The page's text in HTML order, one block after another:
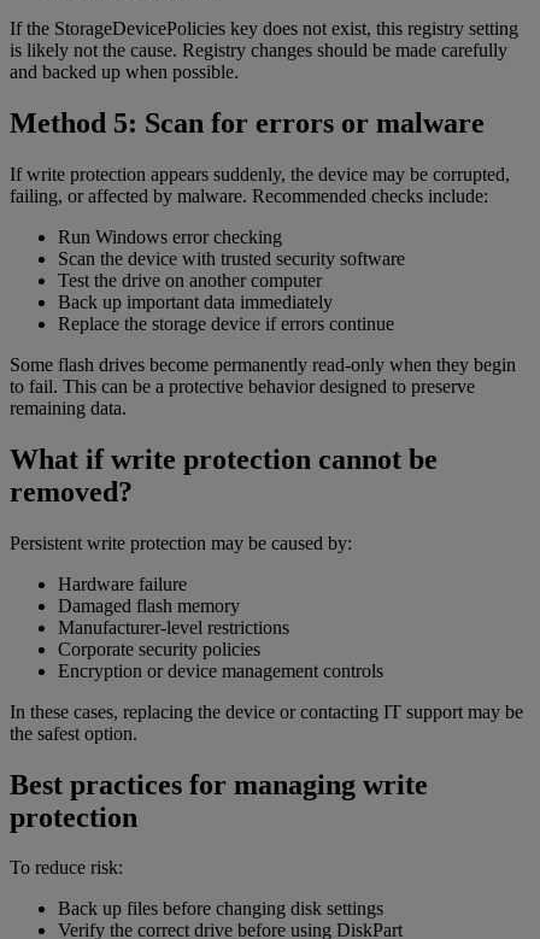
If the StorageDevicePolicies key does not exist, this registry setting
is likely not the cause. Registry changes should be made carefully
and backed up when possible.
Method 5: Scan for errors or malware
If write protection appears suddenly, the device may be corrupted,
failing, or affected by malware. Recommended checks include:
Run Windows error checking
Scan the device with trusted security software
Test the drive on another computer
Back up important data immediately
Replace the storage device if errors continue
Some flash drives become permanently read-only when they begin
to fail. This can be a protective behavior designed to preserve
remaining data.
What if write protection cannot be
removed?
Persistent write protection may be caused by:
Hardware failure
Damaged flash memory
Manufacturer-level restrictions
Corporate security policies
Encryption or device management controls
In these cases, replacing the device or contacting IT support may be
the safest option.
Best practices for managing write
protection
To reduce risk:
Back up files before changing disk settings
Verify the correct drive before using DiskPart